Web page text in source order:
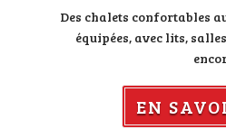
Des chalets confortables
équipées, avec lits,
EN